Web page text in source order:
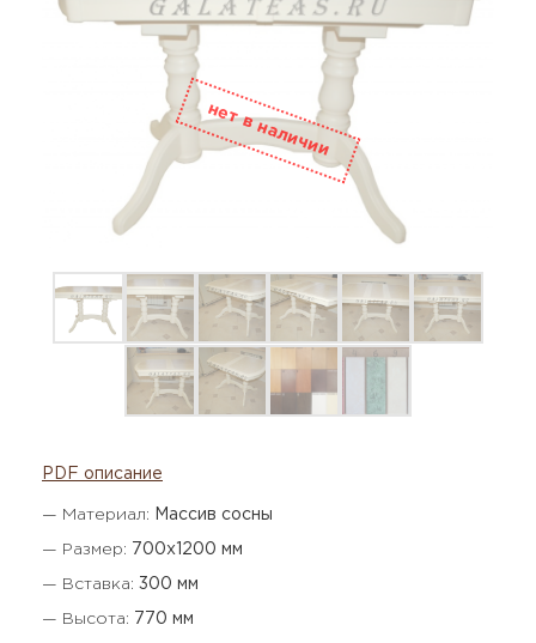
PDF описание
— Материал: Массив сосны
— Размер: 700х1200 мм
— Вставка: 300 мм
— Высота: 770 мм